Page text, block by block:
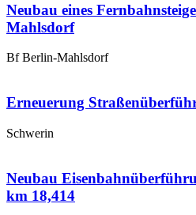
Neubau eines
Mahlsdorf
Bf Berlin-Mahlsdorf
Erneuerung
Schwerin
Neubau
km 18,414